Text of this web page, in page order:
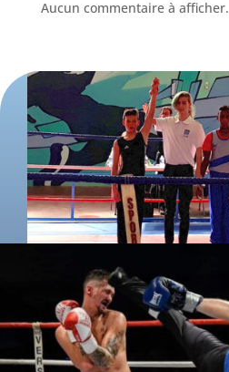
Aucun commentaire à afficher.